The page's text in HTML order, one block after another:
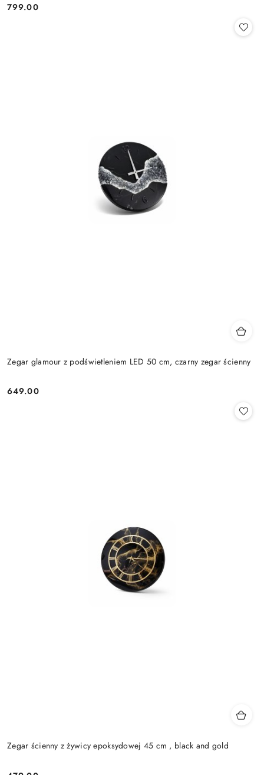
Cena:
799.00
Zegar glamour z podświetleniem LED 50 cm, czarny zegar ścienny
Cena:
649.00
Zegar ścienny z żywicy epoksydowej 45 cm , black and gold